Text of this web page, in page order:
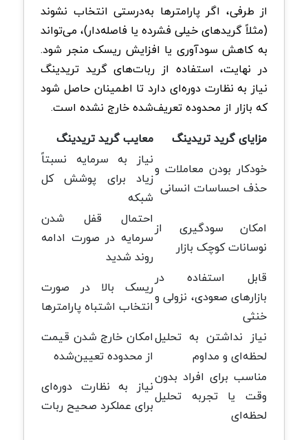
از طرفی، اگر پارامترها به‌درستی انتخاب نشوند
(مثلاً گریدهای خیلی فشرده یا فاصله‌دار)، می‌تواند
به کاهش سودآوری یا افزایش ریسک منجر شود.
در نهایت، استفاده از ربات‌های گرید تریدینگ
نیاز به نظارت دوره‌ای دارد تا اطمینان حاصل شود
که بازار از محدوده تعریف‌شده خارج نشده است.
مزایای گرید تریدینگ
معایب گرید تریدینگ
خودکار بودن معاملات و
حذف احساسات انسانی
نیاز به سرمایه نسبتاً
زیاد برای پوشش کل
شبکه
امکان سودگیری از
نوسانات کوچک بازار
احتمال قفل شدن
سرمایه در صورت ادامه
روند شدید
قابل استفاده در
بازارهای صعودی، نزولی و
خنثی
ریسک بالا در صورت
انتخاب اشتباه پارامترها
نیاز نداشتن به تحلیل
لحظه‌ای و مداوم
امکان خارج شدن قیمت
از محدوده تعیین‌شده
مناسب برای افراد بدون
وقت یا تجربه تحلیل
لحظه‌ای
نیاز به نظارت دوره‌ای
برای عملکرد صحیح ربات